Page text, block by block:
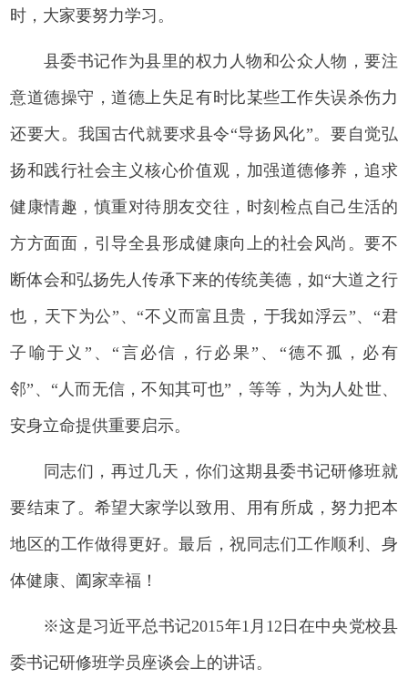
时，大家要努力学习。
县委书记作为县里的权力人物和公众人物，要注
意道德操守，道德上失足有时比某些工作失误杀伤力
还要大。我国古代就要求县令“导扬风化”。要自觉弘
扬和践行社会主义核心价值观，加强道德修养，追求
健康情趣，慎重对待朋友交往，时刻检点自己生活的
方方面面，引导全县形成健康向上的社会风尚。要不
断体会和弘扬先人传承下来的传统美德，如“大道之行
也，天下为公”、“不义而富且贵，于我如浮云”、“君
子喻于义”、“言必信，行必果”、“德不孤，必有
邻”、“人而无信，不知其可也”，等等，为为人处世、
安身立命提供重要启示。
同志们，再过几天，你们这期县委书记研修班就
要结束了。希望大家学以致用、用有所成，努力把本
地区的工作做得更好。最后，祝同志们工作顺利、身
体健康、阖家幸福！
※这是习近平总书记2015年1月12日在中央党校县
委书记研修班学员座谈会上的讲话。